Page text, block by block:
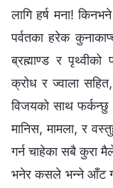
लागि हर्ष मना!
पर्वतका हरेक
ब्रह्माण्ड र पृथ्वीको
क्रोध र ज्वाला
विजयको साथ
मानिस, मामला, र
गर्न चाहेका सबै कुरा
भनेर कसले भन्‍ने आँट